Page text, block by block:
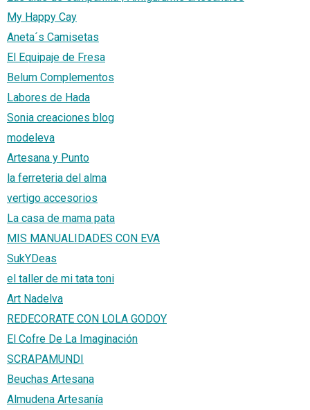
My Happy Cay
Aneta´s Camisetas
El Equipaje de Fresa
Belum Complementos
Labores de Hada
Sonia creaciones blog
modeleva
Artesana y Punto
la ferreteria del alma
vertigo accesorios
La casa de mama pata
MIS MANUALIDADES CON EVA
SukYDeas
el taller de mi tata toni
Art Nadelva
REDECORATE CON LOLA GODOY
El Cofre De La Imaginación
SCRAPAMUNDI
Beuchas Artesana
Almudena Artesanía